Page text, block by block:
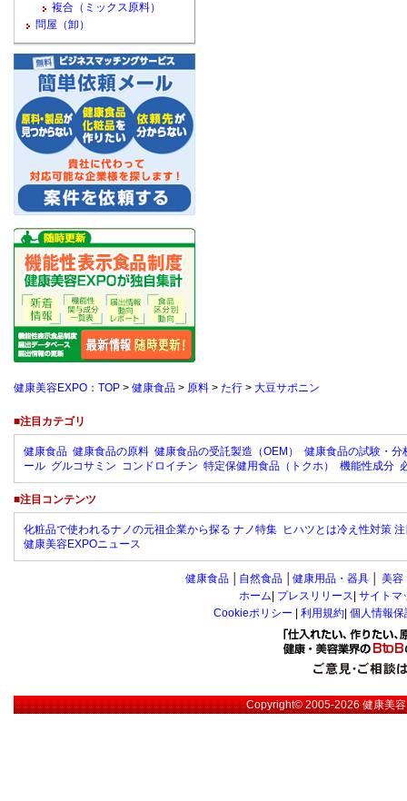
複合（ミックス原料）
問屋（卸）
健康美容EXPO：TOP > 健康食品 > 原料 > た行 > 大豆サポニン
■注目カテゴリ
健康食品 健康食品の原料 健康食品の受託製造（OEM）
健康食品の試験・分
ール グルコサミン コンドロイチン 特定保健用食品（トクホ） 機能性成分
■注目コンテンツ
化粧品で使われるナノの元祖企業から探る ナノ特集 ヒハツとは冷え性対策
健康美容EXPOニュース
健康食品 自然食品 健康用品・器具 美容
ホーム プレスリリース サイトマ
Cookieポリシー
利用規約 個人情報
Copyright© 2005-2026健康美